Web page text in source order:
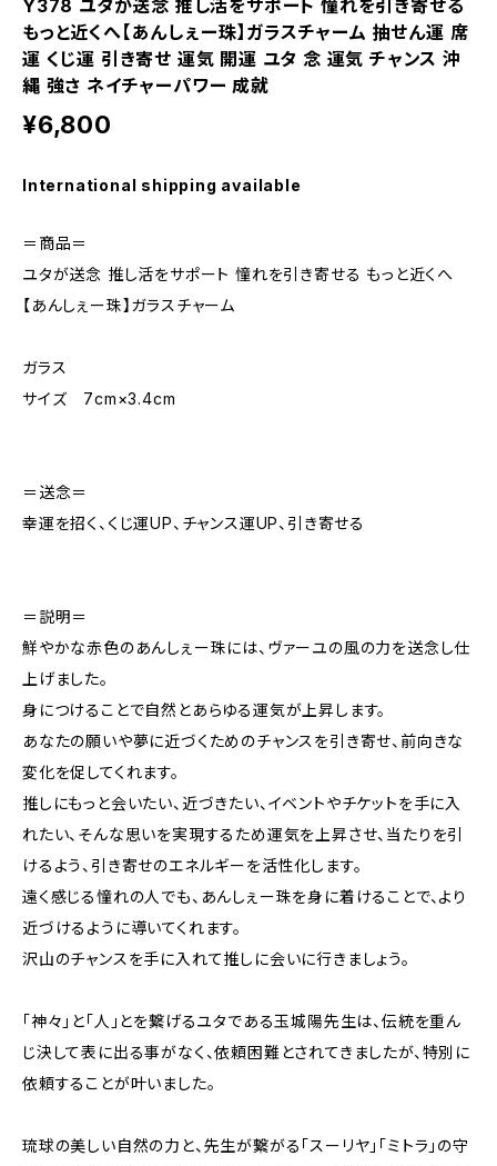
Y378 ユタが送念 推し活をサポート 憧れを引き寄せる
もっと近くへ【あんしぇー珠】ガラスチャーム 抽せん運 席
運 くじ運 引き寄せ 運気 開運 ユタ 念 運気 チャンス 沖
縄 強さ ネイチャーパワー 成就
¥6,800
International shipping available
＝商品＝
ユタが送念 推し活をサポート 憧れを引き寄せる もっと近くへ
【あんしぇー珠】ガラスチャーム
ガラス
サイズ 7cm×3.4cm
＝送念＝
幸運を招く、くじ運UP、チャンス運UP、引き寄せる
＝説明＝
鮮やかな赤色のあんしぇー珠には、ヴァーユの風の力を送念し仕
上げました。
身につけることで自然とあらゆる運気が上昇します。
あなたの願いや夢に近づくためのチャンスを引き寄せ、前向きな
変化を促してくれます。
推しにもっと会いたい、近づきたい、イベントやチケットを手に入
れたい、そんな思いを実現するため運気を上昇させ、当たりを引
けるよう、引き寄せのエネルギーを活性化します。
遠く感じる憧れの人でも、あんしぇー珠を身に着けることで、より
近づけるように導いてくれます。
沢山のチャンスを手に入れて推しに会いに行きましょう。
「神々」と「人」とを繋げるユタである玉城陽先生は、伝統を重ん
じ決して表に出る事がなく、依頼困難とされてきましたが、特別に
依頼することが叶いました。
琉球の美しい自然の力と、先生が繋がる「スーリヤ」「ミトラ」の守